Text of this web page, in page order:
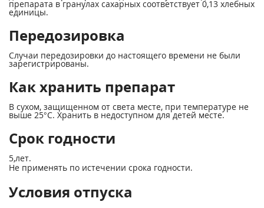
препарата в гранулах сахарных соответствует 0,13 хлебных
единицы.
Передозировка
Случаи передозировки до настоящего времени не были
зарегистрированы.
Как хранить препарат
В сухом, защищенном от света месте, при температуре не
выше 25°С. Хранить в недоступном для детей месте.
Срок годности
5,лет.
Не применять по истечении срока годности.
Условия отпуска